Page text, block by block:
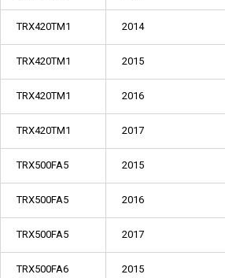
TRX420TM1 2014
TRX420TM1 2015
TRX420TM1 2016
TRX420TM1 2017
TRX500FA5 2015
TRX500FA5 2016
TRX500FA5 2017
TRX500FA6 2015